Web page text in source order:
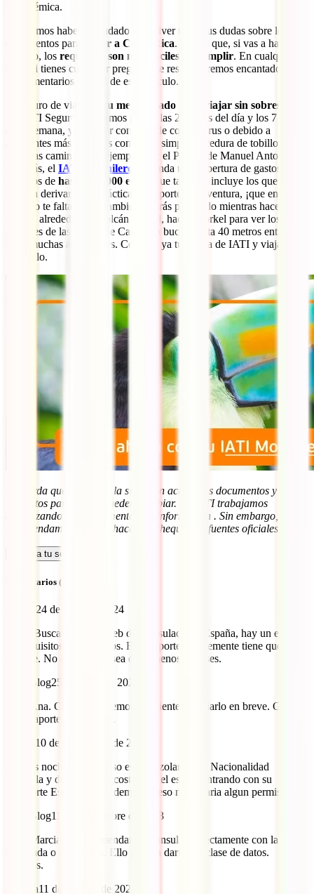
es endémica.
Esperamos haberte ayudado a resolver todas tus dudas sobre los
documentos para
viajar a Costa Rica. Ya ves que, si vas a hacer
turismo, los requisitos son muy fáciles de cumplir. En cualquier
caso, si tienes cualquier pregunta, te responderemos encantados en
los comentarios al final de este artículo.
El seguro de viajes es
tu mejor aliado para viajar sin sobresaltos
En IATI Seguros estaremos para ti las 24 horas del día y los 7 días
de la semana, ya sea por contagio de coronavirus o debido a
accidentes más sencillos como una simple torcedura de tobillos
mientras caminas, por ejemplo, por el Parque de Manuel Antonio.
Además, el IATI Mochilero
te brinda una cobertura de gastos
médicos de hasta 600.000 euros
que también incluye los que se
puedan derivar de la práctica de deportes de aventura, ¡que en Costa
Rica no te faltan! Así, también estarás protegido mientras haces
tirolina alrededor del volcán Arenal, haces snorkel para ver los
arrecifes de las playas de Cahuita o buceo hasta 40 metros entre
otras muchas actividades. Contrata ya tu póliza de IATI y viaja
tranquilo.
Recuerda que, debido a la situación actual, los documentos y
requisitos para viajar pueden cambiar. En IATI trabajamos
actualizando constantemente esta información . Sin embargo,
recomendamos siempre hacer un chequeo en fuentes oficiales.
Calcula tu seguro
Comentarios (109)
24 de junio de 2024
Hola! Buscando en la web del consulado en España, hay un error en
los requisitos aquí puestos. El pasaporte simplemente tiene que estar
vigente. No exigen que sea de al menos 6 meses.
IATI Blog25 de junio de 2024
Hola Ana. Correcto, tenemos pendiente cambiarlo en breve. Gracias
por el aporte. Un abrazo.
10 de septiembre de 2023
Buenas noches. mi esposo es Venezolano con Nacionalidad
Espa;ola y debe viajar a costa rica, el estaria entrando con su
pasaporte Espa;ol pero ademas de eso necesitaria algun permiso//
IATI Blog11 de septiembre de 2023
Hola Marcia. Te recomendamos consultar directamente con la
embajada o consulado. Ello podrán darte esa clase de datos.
Saludos.
Rosalía11 de octubre de 2022